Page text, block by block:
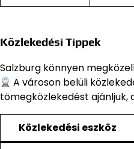
Közlekedési Tippek
Salzburg könnyen
A városon belüli
tömegközlekedést ajánljuk,
Közlekedési eszköz